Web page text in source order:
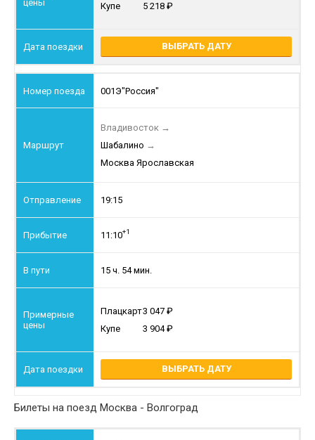
Купе
5 218
ВЫБРАТЬ ДАТУ
001Э"Россия"
Владивосток →
Шабалино →
Москва Ярославская
19:15
11:10+1
15 ч. 54 мин.
Плацкарт3 047
Купе
3 904
ВЫБРАТЬ ДАТУ
Билеты на поезд Москва - Волгоград